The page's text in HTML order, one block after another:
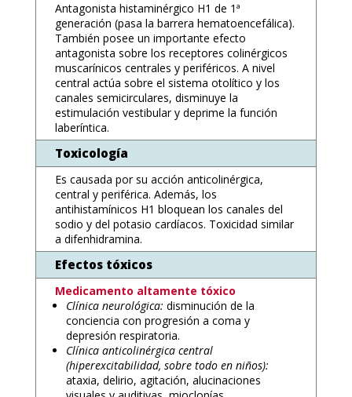
Antagonista histaminérgico H1 de 1ª
generación (pasa la barrera hematoencefálica).
También posee un importante efecto
antagonista sobre los receptores colinérgicos
muscarínicos centrales y periféricos. A nivel
central actúa sobre el sistema otolítico y los
canales semicirculares, disminuye la
estimulación vestibular y deprime la función
laberíntica.
Toxicología
Es causada por su acción anticolinérgica,
central y periférica. Además, los
antihistamínicos H1 bloquean los canales del
sodio y del potasio cardíacos. Toxicidad similar
a difenhidramina.
Efectos tóxicos
Medicamento altamente tóxico
Clínica neurológica: disminución de la
conciencia con progresión a coma y
depresión respiratoria.
Clínica anticolinérgica central
(hiperexcitabilidad, sobre todo en niños):
ataxia, delirio, agitación, alucinaciones